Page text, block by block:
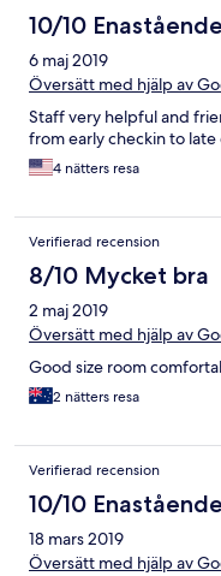
10/10 Enastående
6 maj 2019
Översätt med hjälp av
Staff very helpful and
from early checkin to
4 nätters resa
Verifierad recension
8/10 Mycket bra
2 maj 2019
Översätt med hjälp av
Good size room
2 nätters resa
Verifierad recension
10/10 Enastående
18 mars 2019
Översätt med hjälp av